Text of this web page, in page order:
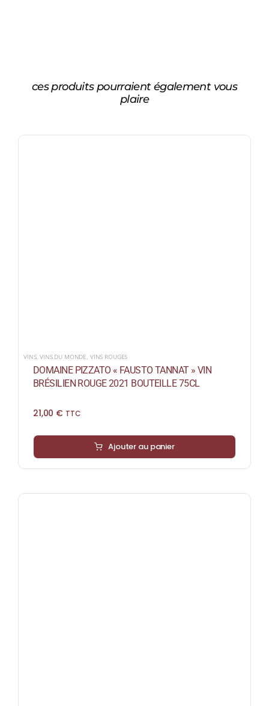
ces produits pourraient également vous
plaire
VINS,VINS DU MONDE VINS ROUGES
DOMAINE PIZZATO « FAUSTO TANNAT » VIN
BRÉSILIEN ROUGE 2021 BOUTEILLE 75CL
21,00 € TTC
Ajouter au panier